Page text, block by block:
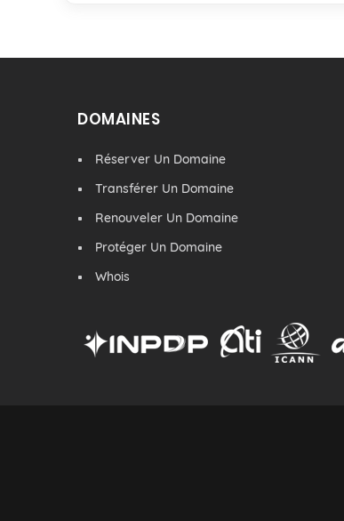
DOMAINES
Réserver Un Domaine
Transférer Un Domaine
Renouveler Un Domaine
Protéger Un Domaine
Whois